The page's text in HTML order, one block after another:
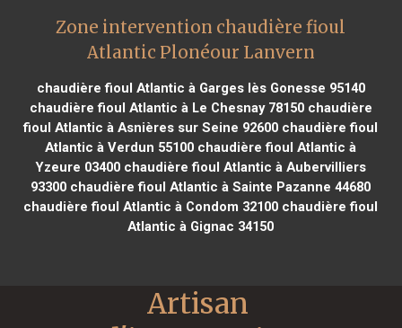
Zone intervention chaudière fioul
Atlantic Plonéour Lanvern
chaudière fioul Atlantic à Garges lès Gonesse 95140
chaudière fioul Atlantic à Le Chesnay 78150chaudière
fioul Atlantic à Asnières sur Seine 92600 chaudière fioul
Atlantic à Verdun 55100 chaudière fioul Atlantic à
Yzeure 03400chaudière fioul Atlantic à Aubervilliers
93300 chaudière fioul Atlantic à Sainte Pazanne 44680
chaudière fioul Atlantic à Condom 32100 chaudière fioul
Atlantic à Gignac 34150
Artisan